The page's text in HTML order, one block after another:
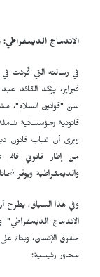
الاندماج
فبراير، يؤكد القائد
سنّ "قوانين السلام"،
قانونية ومؤسساتية
ويرى أن غياب قانون
من إطار قانوني قائم
والديمقراطية ويوفر
وفي هذا السياق، يطرح
الاندماج
حقوق الإنسان، وبناءً
محاور رئيسية: